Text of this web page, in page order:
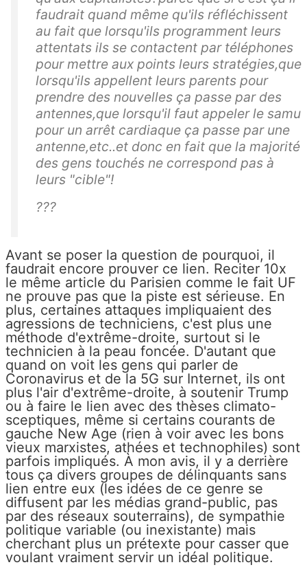
faudrait quand même qu'ils réfléchissent
au fait que lorsqu'ils programment leurs
attentats ils se contactent par téléphones
pour mettre aux points leurs stratégies,que
lorsqu'ils appellent leurs parents pour
prendre des nouvelles ça passe par des
antennes,que lorsqu'il faut appeler le samu
pour un arrêt cardiaque ça passe par une
antenne,etc..et donc en fait que la majorité
des gens touchés ne correspond pas à
leurs "cible"!
???
Avant se poser la question de pourquoi, il
faudrait encore prouver ce lien. Reciter 10x
le même article du Parisien comme le fait UF
ne prouve pas que la piste est sérieuse. En
plus, certaines attaques impliquaient des
agressions de techniciens, c'est plus une
méthode d'extrême-droite, surtout si le
technicien à la peau foncée. D'autant que
quand on voit les gens qui parler de
Coronavirus et de la 5G sur Internet, ils ont
plus l'air d'extrême-droite, à soutenir Trump
ou à faire le lien avec des thèses climato-
sceptiques, même si certains courants de
gauche New Age (rien à voir avec les bons
vieux marxistes, athées et technophiles) sont
parfois impliqués. À mon avis, il y a derrière
tous ça divers groupes de délinquants sans
lien entre eux (les idées de ce genre se
diffusent par les médias grand-public, pas
par des réseaux souterrains), de sympathie
politique variable (ou inexistante) mais
cherchant plus un prétexte pour casser que
voulant vraiment servir un idéal politique.